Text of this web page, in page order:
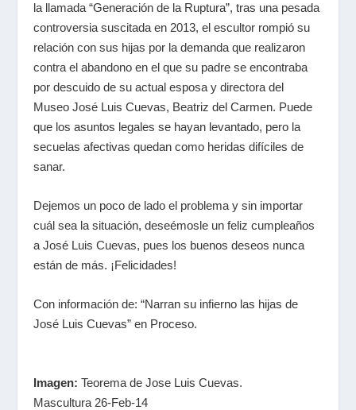
la llamada “Generación de la Ruptura”, tras una pesada
controversia suscitada en 2013, el escultor rompió su
relación con sus hijas por la demanda que realizaron
contra el abandono en el que su padre se encontraba
por descuido de su actual esposa y directora del
Museo José Luis Cuevas, Beatriz del Carmen. Puede
que los asuntos legales se hayan levantado, pero la
secuelas afectivas quedan como heridas difíciles de
sanar.
Dejemos un poco de lado el problema y sin importar
cuál sea la situación, deseémosle un feliz cumpleaños
a José Luis Cuevas, pues los buenos deseos nunca
están de más. ¡Felicidades!
Con información de: “Narran su infierno las hijas de
José Luis Cuevas” en Proceso.
Imagen:Teorema de Jose Luis Cuevas.
Mascultura 26-Feb-14